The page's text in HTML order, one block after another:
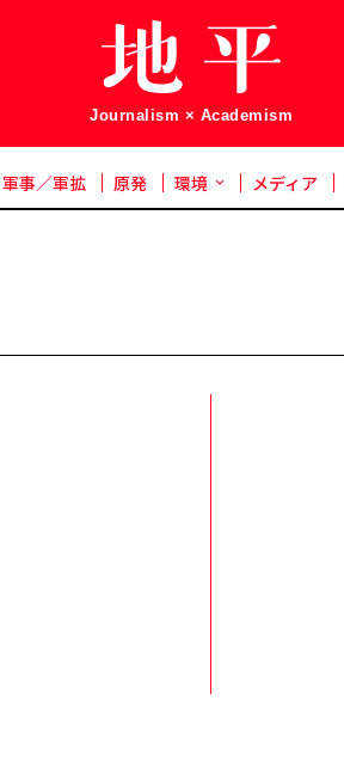
Journalism × Academism
軍事／軍拡 原発 環境 メディア